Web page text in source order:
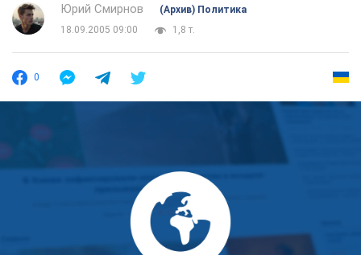
Юрий Смирнов
(Архив) Политика
18.09.2005 09:00
1,8 т.
0